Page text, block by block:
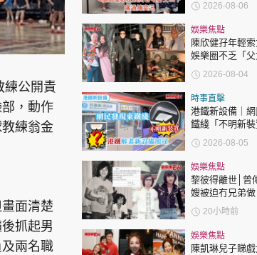
星島環球 The Standard 親子王
© 東周網 版權所有 . 不得轉載 ©Eastweek.com.hk. All
練公開責
，動作
練翁金
面清楚
抓起男
兩名職
2026-08-06
娛樂焦點
陳欣健孖年輕索
娛樂圈不乏「父
「爺孫戀」 年
達51歲 最受矚
基謝賢
2026-08-04
時事直擊
港鐵新設備｜
鐵綫「不明新
鐵解畫新設備用
2026-08-05
娛樂焦點
黎彼得離世│曾
嫂被迫冇兄弟
許冠傑親筆撰寫
20小時前
娛樂焦點
陳凱琳兒子睇